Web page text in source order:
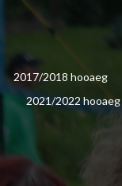
2017/2018 hooaeg
2021/2022 hooaeg